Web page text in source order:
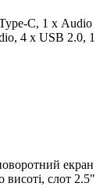
C, 1 х Audio
4 x USB 2.0, 1
екран
слот 2.5"